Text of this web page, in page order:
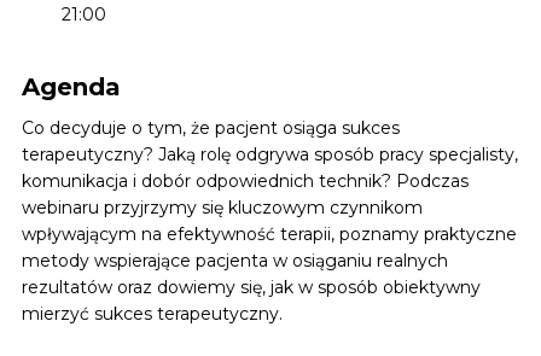
21:00
Agenda
Co decyduje o tym, że pacjent osiąga sukces
terapeutyczny? Jaką rolę odgrywa sposób pracy specjalisty,
komunikacja i dobór odpowiednich technik? Podczas
webinaru przyjrzymy się kluczowym czynnikom
wpływającym na efektywność terapii, poznamy praktyczne
metody wspierające pacjenta w osiąganiu realnych
rezultatów oraz dowiemy się, jak w sposób obiektywny
mierzyć sukces terapeutyczny.